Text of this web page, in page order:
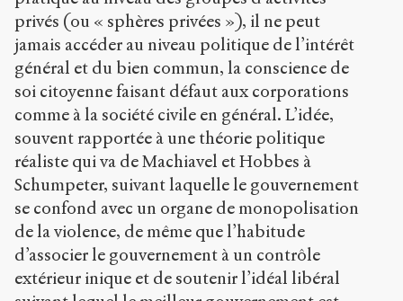
privés (ou « sphères privées »), il ne peut
jamais accéder au niveau politique de l’intérêt
général et du bien commun, la conscience de
soi citoyenne faisant défaut aux corporations
comme à la société civile en général. L’idée,
souvent rapportée à une théorie politique
réaliste qui va de Machiavel et Hobbes à
Schumpeter, suivant laquelle le gouvernement
se confond avec un organe de monopolisation
de la violence, de même que l’habitude
d’associer le gouvernement à un contrôle
extérieur inique et de soutenir l’idéal libéral